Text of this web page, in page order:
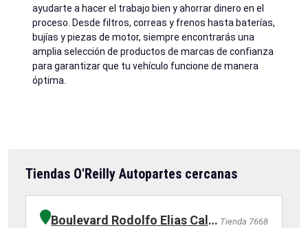
ayudarte a hacer el trabajo bien y ahorrar dinero en el
proceso. Desde filtros, correas y frenos hasta baterías,
bujías y piezas de motor, siempre encontrarás una
amplia selección de productos de marcas de confianza
para garantizar que tu vehículo funcione de manera
óptima.
Tiendas O'Reilly Autopartes cercanas
Boulevard Rodolfo Elias Calles Tienda 7668